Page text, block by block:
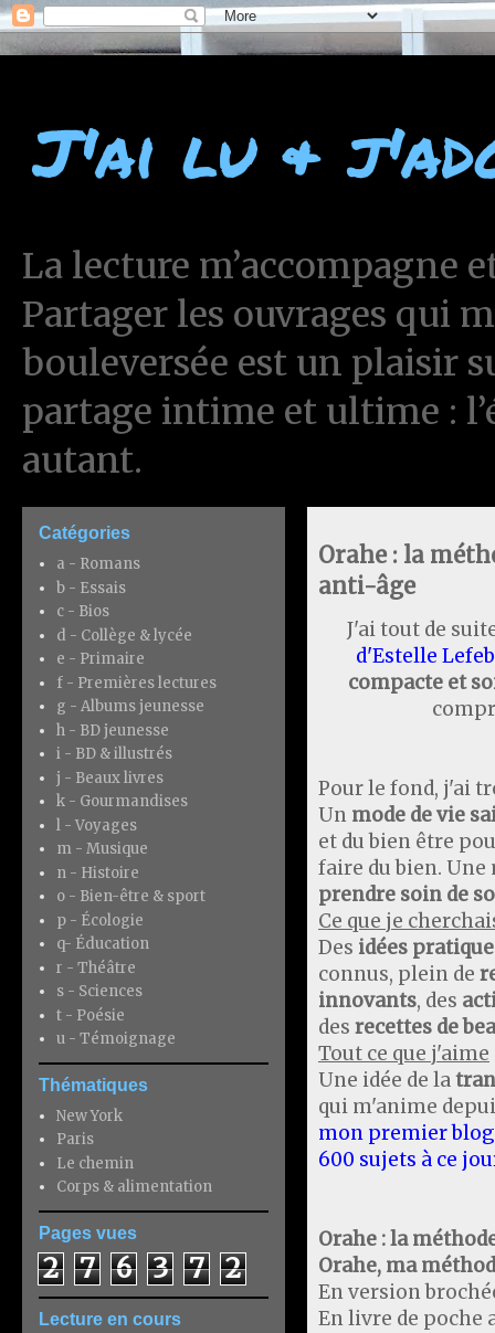
J'ai lu &
La lecture m’accompagne
Partager les ouvrages qui
bouleversée est un plaisir
partage intime et ultime :
autant.
Orahe : la
anti-âge
J'ai tout de
d'Estelle
compacte et
Pour le fond, j'ai
Un mode de vie
et du bien être
faire du bien.
prendre soin de
Ce que je
Des idées
connus, plein de
innovants, des
des recettes de
Tout ce que j'aime
Une idée de la
qui m'anime
mon premier blog
600 sujets à ce
Orahe : la
Orahe, ma
En version
En livre de poche
Catégories
a - Romans
b - Essais
c - Bios
d - Collège & lycée
e - Primaire
f - Premières lectures
g - Albums jeunesse
h - BD jeunesse
i - BD & illustrés
j - Beaux livres
k - Gourmandises
l - Voyages
m - Musique
n - Histoire
o - Bien-être & sport
p - Écologie
q- Éducation
r - Théâtre
s - Sciences
t - Poésie
u - Témoignage
Thématiques
New York
Paris
Le chemin
Corps & alimentation
Pages vues
2 7 6 3 7 2
Lecture en cours